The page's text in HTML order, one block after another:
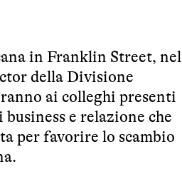
in Franklin Street, nel
della Divisione
ai colleghi presenti
e relazione che
per favorire lo scambio